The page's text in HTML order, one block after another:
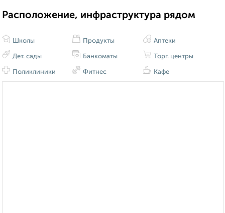
Расположение, инфраструктура рядом
Школы
Дет. сады
Поликлиники
Продукты
Банкоматы
Фитнес
Аптеки
Торг. центры
Кафе